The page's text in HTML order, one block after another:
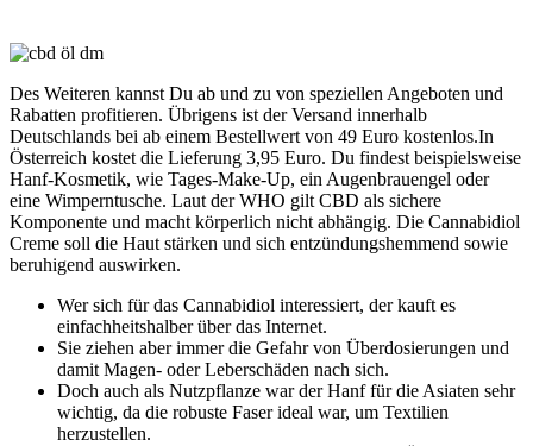
Des Weiteren kannst Du ab und zu von speziellen Angeboten und
Rabatten profitieren. Übrigens ist der Versand innerhalb
Deutschlands bei ab einem Bestellwert von 49 Euro kostenlos.In
Österreich kostet die Lieferung 3,95 Euro. Du findest beispielsweise
Hanf-Kosmetik, wie Tages-Make-Up, ein Augenbrauengel oder
eine Wimperntusche. Laut der WHO gilt CBD als sichere
Komponente und macht körperlich nicht abhängig. Die Cannabidiol
Creme soll die Haut stärken und sich entzündungshemmend sowie
beruhigend auswirken.
Wer sich für das Cannabidiol interessiert, der kauft es
einfachheitshalber über das Internet.
Sie ziehen aber immer die Gefahr von Überdosierungen und
damit Magen- oder Leberschäden nach sich.
Doch auch als Nutzpflanze war der Hanf für die Asiaten sehr
wichtig, da die robuste Faser ideal war, um Textilien
herzustellen.